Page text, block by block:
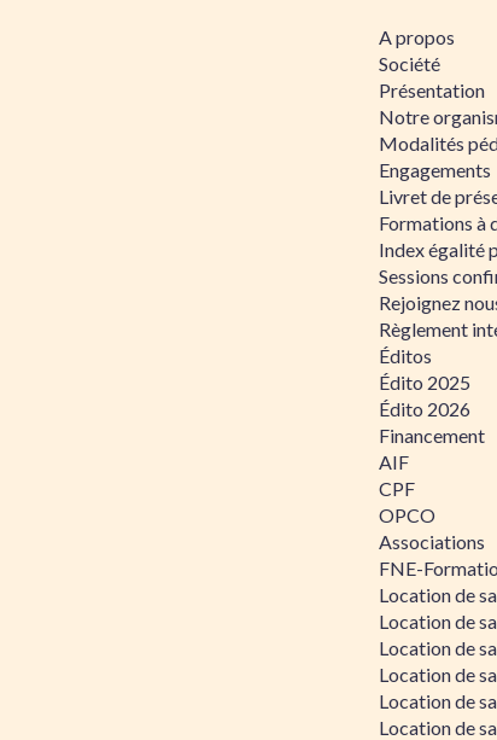
A propos
Société
Présentation
Notre
Modalités
Engagements
Livret de
Formations à
Index égalité
Sessions
Rejoignez
Règlement
Éditos
Édito 2025
Édito 2026
Financement
AIF
CPF
OPCO
Associations
FNE-
Location de
Location de
Location de
Location de
Location de
Location de